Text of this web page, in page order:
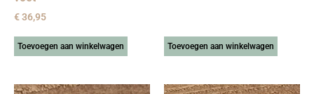
€36,95
Toevoegen aan winkelwagen Toevoegen aan winkelwagen